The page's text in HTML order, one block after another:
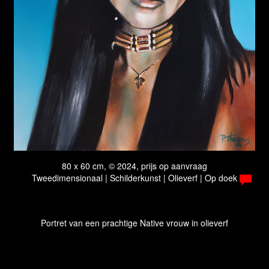
80 x 60 cm, © 2024, prijs op aanvraag
Tweedimensionaal | Schilderkunst | Olieverf | Op doek
Portret van een prachtige Native vrouw in olieverf